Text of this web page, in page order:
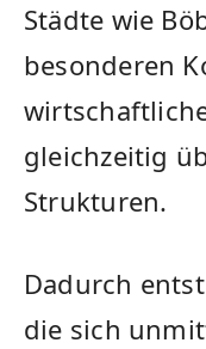
Städte wie
besonderen
gleichzeitig
Strukturen.
Dadurch
die sich